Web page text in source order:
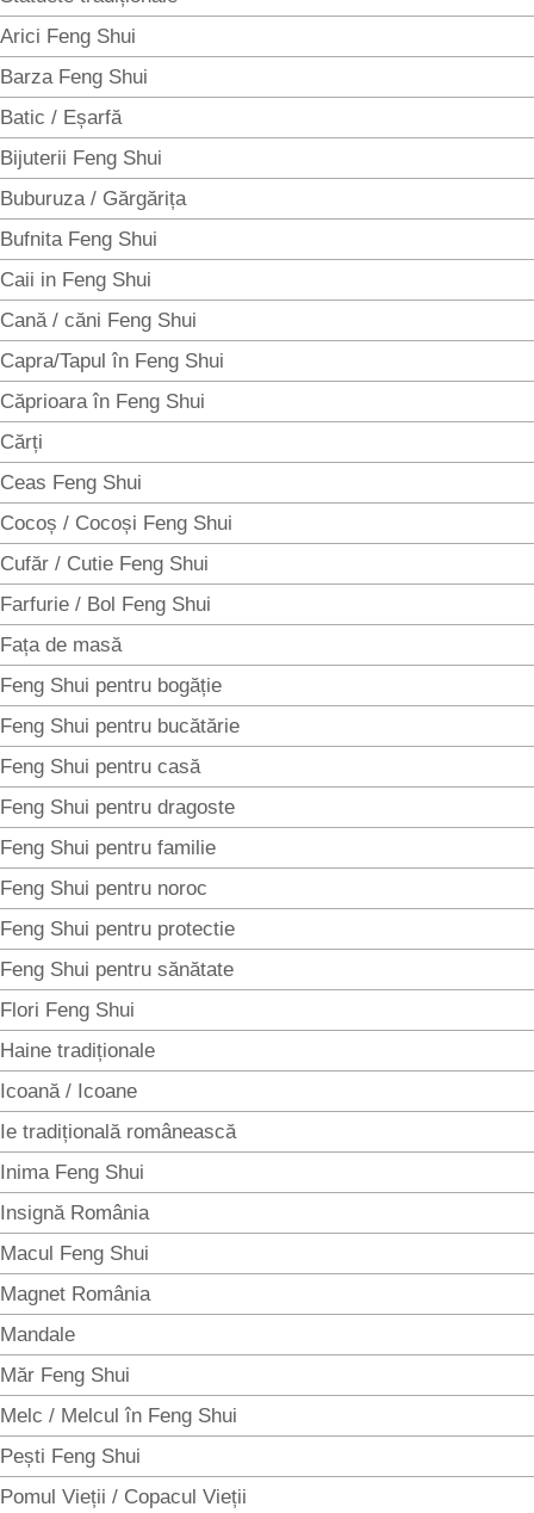
Arici Feng Shui
Barza Feng Shui
Batic / Eșarfă
Bijuterii Feng Shui
Buburuza / Gărgărița
Bufnita Feng Shui
Caii in Feng Shui
Cană / căni Feng Shui
Capra/Tapul în Feng Shui
Căprioara în Feng Shui
Cărți
Ceas Feng Shui
Cocoș / Cocoși Feng Shui
Cufăr / Cutie Feng Shui
Farfurie / Bol Feng Shui
Fața de masă
Feng Shui pentru bogăție
Feng Shui pentru bucătărie
Feng Shui pentru casă
Feng Shui pentru dragoste
Feng Shui pentru familie
Feng Shui pentru noroc
Feng Shui pentru protectie
Feng Shui pentru sănătate
Flori Feng Shui
Haine tradiționale
Icoană / Icoane
Ie tradițională românească
Inima Feng Shui
Insignă România
Macul Feng Shui
Magnet România
Mandale
Măr Feng Shui
Melc / Melcul în Feng Shui
Pești Feng Shui
Pomul Vieții / Copacul Vieții